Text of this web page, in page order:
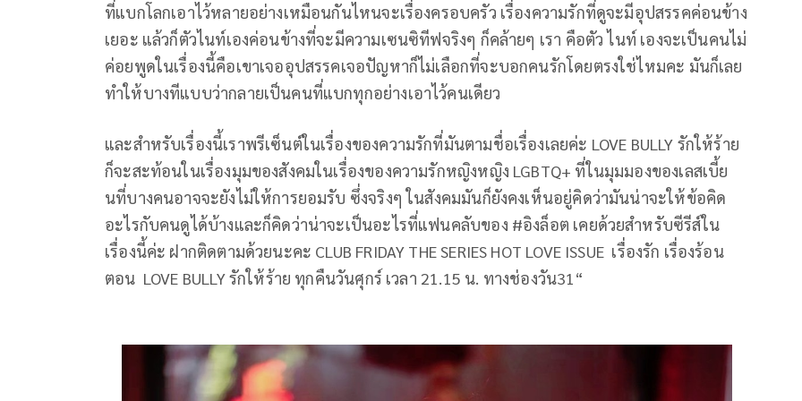
ที่แบกโลกเอาไว้หลายอย่างเหมือนกันไหนจะเรื่องครอบครัว เรื่องความรักที่ดูจะมีอุปสรรคค่อนข้าง
เยอะ แล้วก็ตัวไนท์เองค่อนข้างที่จะมีความเซนซิทีฟจริงๆ ก็คล้ายๆ เรา คือตัว ไนท์ เองจะเป็นคนไม่
ค่อยพูดในเรื่องนี้คือเขาเจออุปสรรคเจอปัญหาก็ไม่เลือกที่จะบอกคนรักโดยตรงใช่ไหมคะ มันก็เลย
ทำให้บางทีแบบว่ากลายเป็นคนที่แบกทุกอย่างเอาไว้คนเดียว
และสำหรับเรื่องนี้เราพรีเซ็นต์ในเรื่องของความรักที่มันตามชื่อเรื่องเลยค่ะ LOVE BULLY รักให้ร้าย
ก็จะสะท้อนในเรื่องมุมของสังคมในเรื่องของความรักหญิงหญิง LGBTQ+ ที่ในมุมมองของเลสเบี้ย
นที่บางคนอาจจะยังไม่ให้การยอมรับ ซึ่งจริงๆ ในสังคมมันก็ยังคงเห็นอยู่คิดว่ามันน่าจะให้ข้อคิด
อะไรกับคนดูได้บ้างและก็คิดว่าน่าจะเป็นอะไรที่แฟนคลับของ #อิงล็อต เคยด้วยสำหรับซีรีส์ใน
เรื่องนี้ค่ะ ฝากติดตามด้วยนะคะ CLUB FRIDAY THE SERIES HOT LOVE ISSUE เรื่องรัก เรื่องร้อน
ตอน LOVE BULLY รักให้ร้าย ทุกคืนวันศุกร์ เวลา 21.15 น. ทางช่องวัน31“